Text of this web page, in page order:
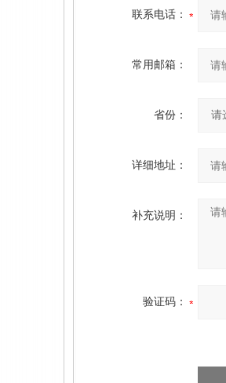
联系电话：
常用邮箱：
省份：
详细地址：
补充说明：
验证码：